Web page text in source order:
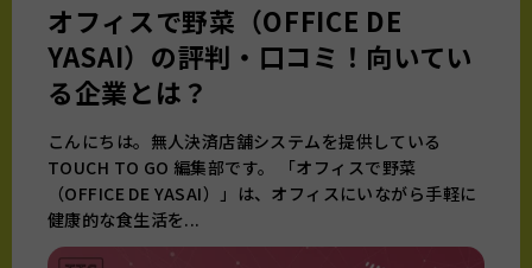
オフィスで野菜（OFFICE DE
YASAI）の評判・口コミ！向いてい
る企業とは？
こんにちは。無人決済店舗システムを提供している
TOUCH TO GO 編集部です。 「オフィスで野菜
（OFFICE DE YASAI）」は、オフィスにいながら手軽に
健康的な食生活を...